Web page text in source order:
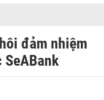
đảm nhiệm
SeABank